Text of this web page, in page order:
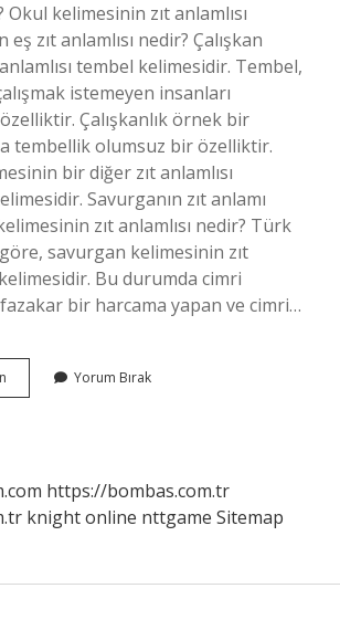
Okul kelimesinin zıt anlamlısı
eş zıt anlamlısı nedir? Çalışkan
tembel kelimesidir. Tembel,
istemeyen insanları
Çalışkanlık örnek bir
tembellik olumsuz bir özelliktir.
bir diğer zıt anlamlısı
Savurganın zıt anlamı
zıt anlamlısı nedir? Türk
savurgan kelimesinin zıt
Bu durumda cimri
bir harcama yapan ve cimri…
Başarının
Eş
Yorum Bırak
https://bombas.com.tr
knight online nttgame Sitemap